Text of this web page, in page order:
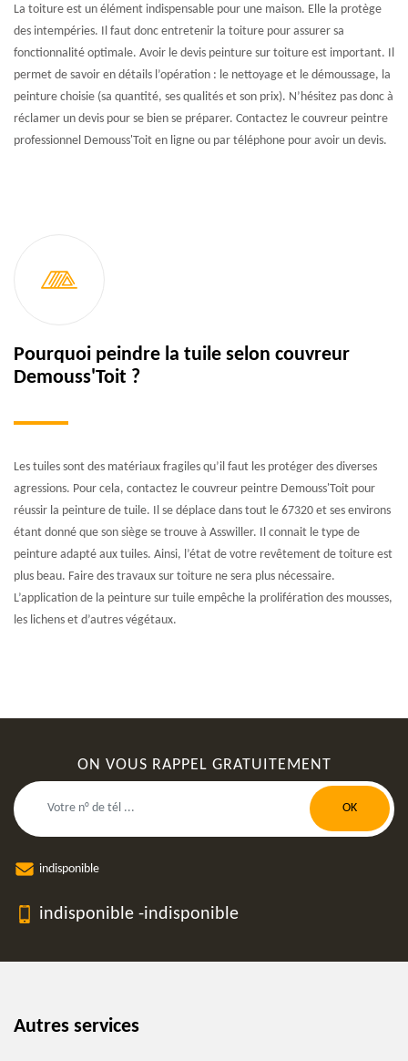
La toiture est un élément indispensable pour une maison. Elle la protège
des intempéries. Il faut donc entretenir la toiture pour assurer sa
fonctionnalité optimale. Avoir le devis peinture sur toiture est important. Il
permet de savoir en détails l’opération : le nettoyage et le démoussage, la
peinture choisie (sa quantité, ses qualités et son prix). N’hésitez pas donc à
réclamer un devis pour se bien se préparer. Contactez le couvreur peintre
professionnel Demouss'Toit en ligne ou par téléphone pour avoir un devis.
Pourquoi peindre la tuile selon couvreur
Demouss'Toit ?
Les tuiles sont des matériaux fragiles qu’il faut les protéger des diverses
agressions. Pour cela, contactez le couvreur peintre Demouss'Toit pour
réussir la peinture de tuile. Il se déplace dans tout le 67320 et ses environs
étant donné que son siège se trouve à Asswiller. Il connait le type de
peinture adapté aux tuiles. Ainsi, l’état de votre revêtement de toiture est
plus beau. Faire des travaux sur toiture ne sera plus nécessaire.
L’application de la peinture sur tuile empêche la prolifération des mousses,
les lichens et d’autres végétaux.
ON VOUS RAPPEL GRATUITEMENT
indisponible
indisponible -indisponible
Autres services